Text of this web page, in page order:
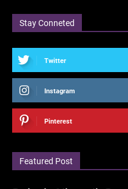
Stay Conneted
Twitter
Instagram
Pinterest
Featured Post